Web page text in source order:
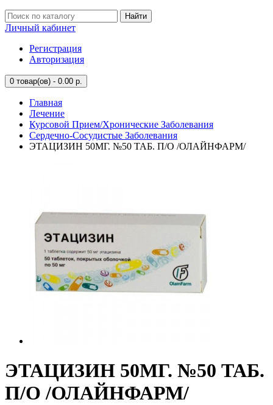
Найти
Личный кабинет
Регистрация
Авторизация
0 товар(ов) - 0.00 р.
Главная
Лечение
Курсовой Прием/Хронические Заболевания
Сердечно-Сосудистые Заболевания
ЭТАЦИЗИН 50МГ. №50 ТАБ. П/О /ОЛАЙНФАРМ/
ЭТАЦИЗИН 50МГ. №50 ТАБ.
П/О /ОЛАЙНФАРМ/